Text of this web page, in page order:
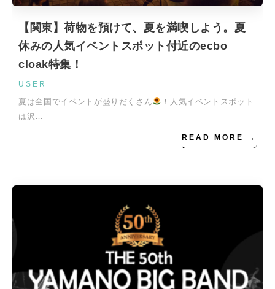
【関東】荷物を預けて、夏を満喫しよう。夏
休みの人気イベントスポット付近のecbo
cloak特集！
USER
夏は全国でイベントが盛りだくさん
！人気イベントスポット
は沢…
READ MORE →